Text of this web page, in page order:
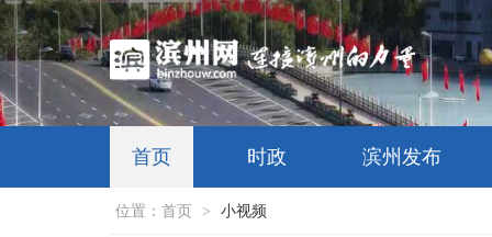
首页 时政 滨州发布
位置： 首页 > 小视频